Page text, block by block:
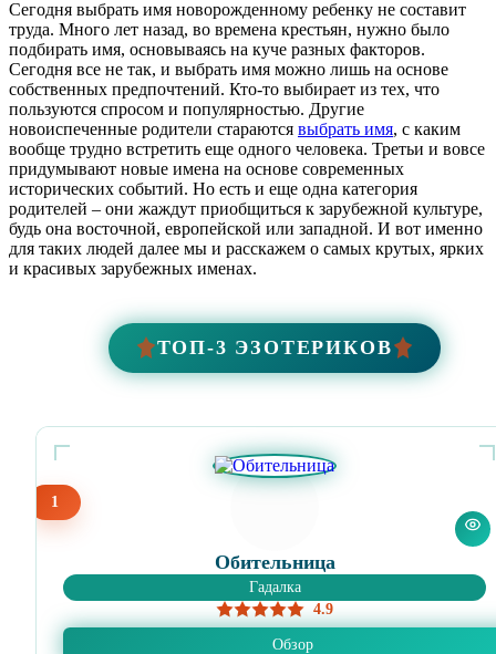
Сегодня выбрать имя новорожденному ребенку не составит
труда. Много лет назад, во времена крестьян, нужно было
подбирать имя, основываясь на куче разных факторов.
Сегодня все не так, и выбрать имя можно лишь на основе
собственных предпочтений. Кто-то выбирает из тех, что
пользуются спросом и популярностью. Другие
новоиспеченные родители стараются выбрать имя, с каким
вообще трудно встретить еще одного человека. Третьи и вовсе
придумывают новые имена на основе современных
исторических событий. Но есть и еще одна категория
родителей – они жаждут приобщиться к зарубежной культуре,
будь она восточной, европейской или западной. И вот именно
для таких людей далее мы и расскажем о самых крутых, ярких
и красивых зарубежных именах.
ТОП-3 ЭЗОТЕРИКОВ
1
Обительница
Гадалка
4.9
Обзор